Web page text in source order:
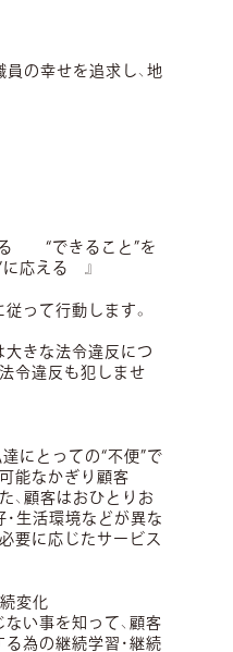
員の幸せを追求し、地
る “できること”を
応える 』
って行動します。
きな法令違反につ
令違反も犯しませ
にとっての“不便”で
能なかぎり顧客
、顧客はおひとりお
・生活環境などが異な
要に応じたサービス
続変化
い事を知って、顧客
為の継続学習・継続